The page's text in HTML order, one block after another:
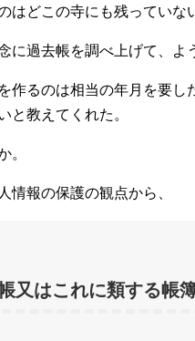
はどこの寺にも残っていな
に過去帳を調べ上げて、
作るのは相当の年月を要
と教えてくれた。
。
情報の保護の観点から、
又はこれに類する帳